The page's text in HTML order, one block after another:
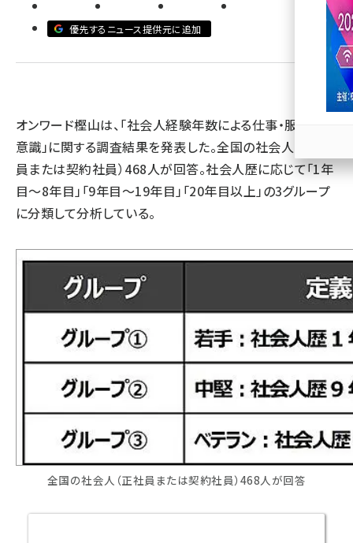
meo (1282)
優先するニュース提供元に追加
オンワード樫山は、「社会人経験年数による仕事・服装への
意識」に関する調査結果を発表した。全国の社会人（正社
員または契約社員）468人が回答。社会人歴に応じて「1年
目～8年目」「9年目～19年目」「20年目以上」の3グループ
に分類して分析している。
全国の社会人（正社員または契約社員）468人が回答